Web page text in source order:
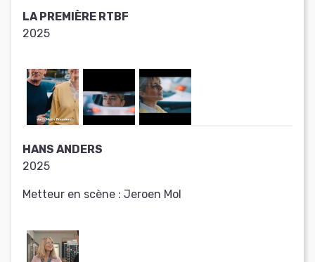
LA PREMIÈRE RTBF
2025
HANS ANDERS
2025
Metteur en scène : Jeroen Mol